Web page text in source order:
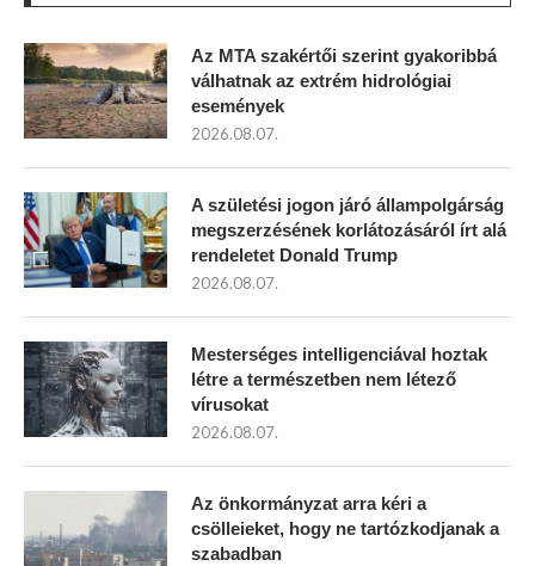
Az MTA szakértői szerint gyakoribbá
válhatnak az extrém hidrológiai
események
2026.08.07.
A születési jogon járó állampolgárság
megszerzésének korlátozásáról írt alá
rendeletet Donald Trump
2026.08.07.
Mesterséges intelligenciával hoztak
létre a természetben nem létező
vírusokat
2026.08.07.
Az önkormányzat arra kéri a
csölleieket, hogy ne tartózkodjanak a
szabadban